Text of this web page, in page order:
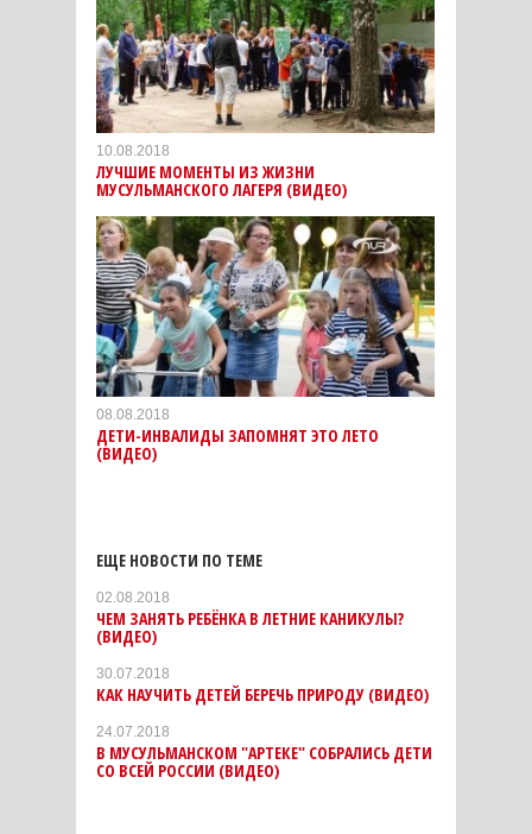
10.08.2018
ЛУЧШИЕ МОМЕНТЫ ИЗ ЖИЗНИ
МУСУЛЬМАНСКОГО ЛАГЕРЯ (ВИДЕО)
08.08.2018
ДЕТИ-ИНВАЛИДЫ ЗАПОМНЯТ ЭТО ЛЕТО
(ВИДЕО)
ЕЩЕ НОВОСТИ ПО ТЕМЕ
02.08.2018
ЧЕМ ЗАНЯТЬ РЕБЁНКА В ЛЕТНИЕ КАНИКУЛЫ?
(ВИДЕО)
30.07.2018
КАК НАУЧИТЬ ДЕТЕЙ БЕРЕЧЬ ПРИРОДУ (ВИДЕО)
24.07.2018
В МУСУЛЬМАНСКОМ "АРТЕКЕ" СОБРАЛИСЬ ДЕТИ
СО ВСЕЙ РОССИИ (ВИДЕО)